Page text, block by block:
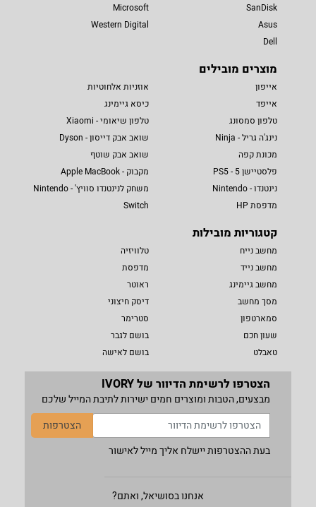
SanDisk
Asus
Dell
Microsoft
Western Digital
מוצרים מובילים
אייפון
אייפד
טלפון סמסונג
נינג'ה גריל - Ninja
מכונת קפה
פלסטיישן 5 - PS5
נינטנדו - Nintendo
מדפסת HP
אוזניות אלחוטיות
כיסא גיימינג
טלפון שיאומי - Xiaomi
שואב אבק דייסון - Dyson
שואב אבק שוטף
מקבוק - Apple MacBook
משחק לנינטנדו סוויץ' - Nintendo
Switch
קטגוריות מובילות
מחשב נייח
מחשב נייד
מחשב גיימינג
מסך מחשב
סמארטפון
שעון חכם
טאבלט
טלוויזיה
מדפסת
ראוטר
דיסק חיצוני
סטרימר
בושם לגבר
בושם לאישה
הצטרפו לרשימת הדיוור של IVORY
מבצעים, הטבות ומוצרים חמים ישירות לתיבת המייל שלכם
הצטרפות
בעת ההצטרפות יישלח אליך מייל לאישור
אנחנו בסושיאל, ואתם?